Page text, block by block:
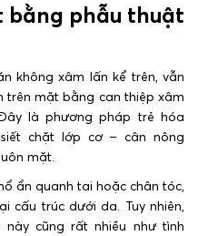
bằng phẫu thuật
không xâm lấn kể trên, vẫn
trên mặt bằng can thiệp xâm
là phương pháp trẻ hóa
chặt lớp cơ – cân nông
mặt.
ẩn quanh tai hoặc chân tóc,
cấu trúc dưới da. Tuy nhiên,
cũng rất nhiều như tình